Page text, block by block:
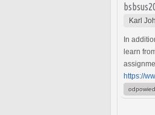
Karl
In
learn
https://